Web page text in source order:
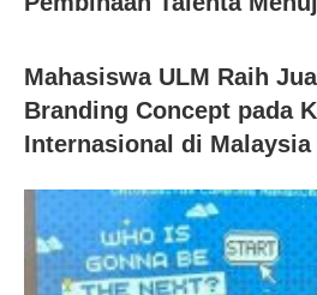
Mahasiswa ULM Raih
Branding Concept pada
Internasional di Malaysia